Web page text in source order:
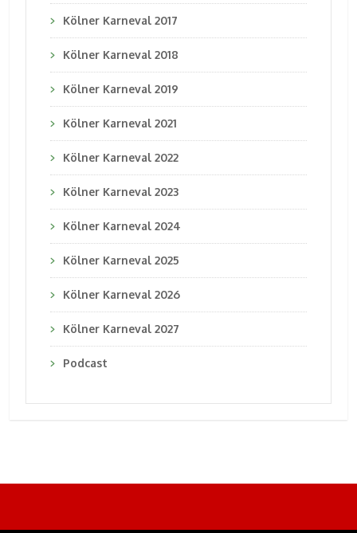
Kölner Karneval 2017
Kölner Karneval 2018
Kölner Karneval 2019
Kölner Karneval 2021
Kölner Karneval 2022
Kölner Karneval 2023
Kölner Karneval 2024
Kölner Karneval 2025
Kölner Karneval 2026
Kölner Karneval 2027
Podcast